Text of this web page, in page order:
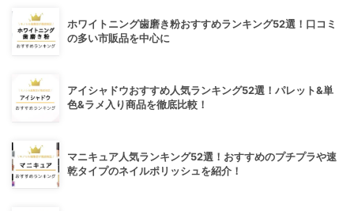
ホワイトニング歯磨き粉おすすめランキング52選！口コミ
の多い市販品を中心に
アイシャドウおすすめ人気ランキング52選！パレット&単
色&ラメ入り商品を徹底比較！
マニキュア人気ランキング52選！おすすめのプチプラや速
乾タイプのネイルポリッシュを紹介！